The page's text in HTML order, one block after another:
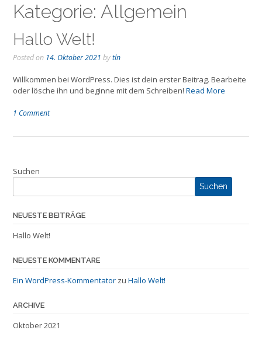
Kategorie: Allgemein
Hallo Welt!
Posted on 14. Oktober 2021 bytln
Willkommen bei WordPress. Dies ist dein erster Beitrag. Bearbeite
oder lösche ihn und beginne mit dem Schreiben! Read More
1 Comment
Suchen
Suchen
NEUESTE BEITRÄGE
Hallo Welt!
NEUESTE KOMMENTARE
Ein WordPress-Kommentator zu Hallo Welt!
ARCHIVE
Oktober 2021